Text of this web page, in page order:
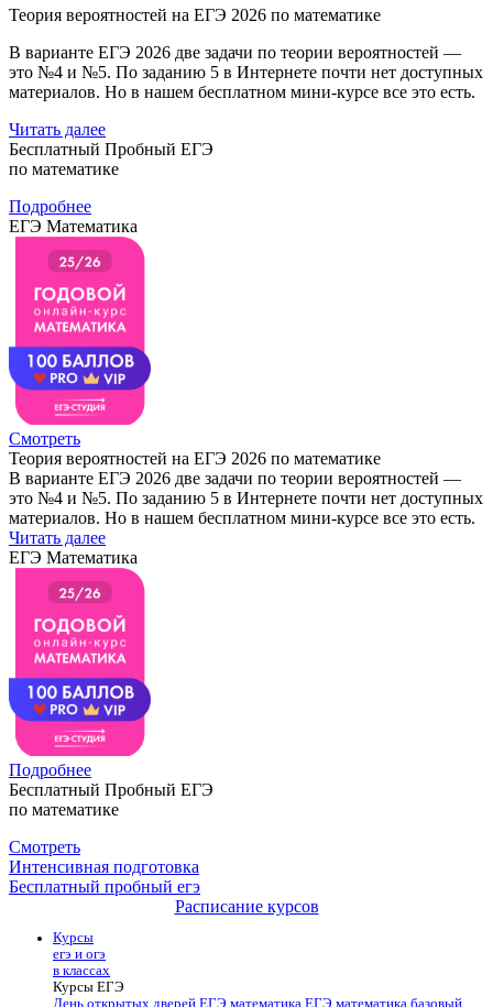
Теория вероятностей на ЕГЭ 2026 по математике
В варианте ЕГЭ 2026 две задачи по теории вероятностей —
это №4 и №5. По заданию 5 в Интернете почти нет доступных
материалов. Но в нашем бесплатном мини-курсе все это есть.
Читать далее
Бесплатный Пробный ЕГЭ
по математике
Подробнее
ЕГЭ Математика
Смотреть
Теория вероятностей на ЕГЭ 2026 по математике
В варианте ЕГЭ 2026 две задачи по теории вероятностей —
это №4 и №5. По заданию 5 в Интернете почти нет доступных
материалов. Но в нашем бесплатном мини-курсе все это есть.
Читать далее
ЕГЭ Математика
Подробнее
Бесплатный Пробный ЕГЭ
по математике
Смотреть
Интенсивная подготовка
Бесплатный пробный егэ
Расписание курсов
Курсы
егэ и огэ
в классах
Курсы ЕГЭ